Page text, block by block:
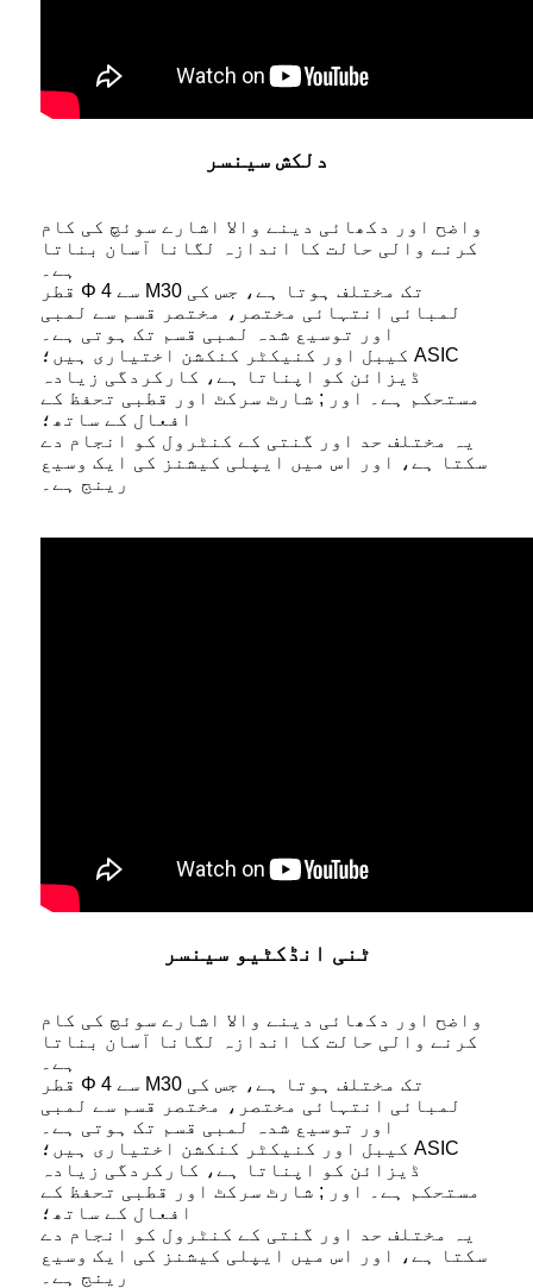
دلکش سینسر
واضح اور دکھائی دینے والا اشارے سوئچ کی کام
کرنے والی حالت کا اندازہ لگانا آسان بناتا
ہے۔
قطر Φ 4 سے M30 تک مختلف ہوتا ہے، جس کی
لمبائی انتہائی مختصر، مختصر قسم سے لمبی
اور توسیع شدہ لمبی قسم تک ہوتی ہے۔
کیبل اور کنیکٹر کنکشن اختیاری ہیں؛ ASIC
ڈیزائن کو اپناتا ہے، کارکردگی زیادہ
مستحکم ہے۔ اور ; شارٹ سرکٹ اور قطبی تحفظ کے
افعال کے ساتھ؛
یہ مختلف حد اور گنتی کے کنٹرول کو انجام دے
سکتا ہے، اور اس میں ایپلی کیشنز کی ایک وسیع
رینج ہے۔
ٹنی انڈکٹیو سینسر
واضح اور دکھائی دینے والا اشارے سوئچ کی کام
کرنے والی حالت کا اندازہ لگانا آسان بناتا
ہے۔
قطر Φ 4 سے M30 تک مختلف ہوتا ہے، جس کی
لمبائی انتہائی مختصر، مختصر قسم سے لمبی
اور توسیع شدہ لمبی قسم تک ہوتی ہے۔
کیبل اور کنیکٹر کنکشن اختیاری ہیں؛ ASIC
ڈیزائن کو اپناتا ہے، کارکردگی زیادہ
مستحکم ہے۔ اور ; شارٹ سرکٹ اور قطبی تحفظ کے
افعال کے ساتھ؛
یہ مختلف حد اور گنتی کے کنٹرول کو انجام دے
سکتا ہے، اور اس میں ایپلی کیشنز کی ایک وسیع
رینج ہے۔